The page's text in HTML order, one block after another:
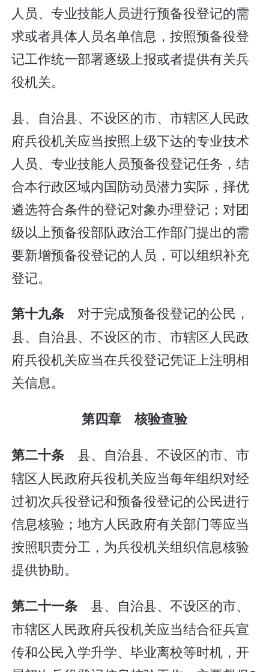
人员、专业技能人员进行预备役登记的需
求或者具体人员名单信息，按照预备役登
记工作统一部署逐级上报或者提供有关兵
役机关。
县、自治县、不设区的市、市辖区人民政
府兵役机关应当按照上级下达的专业技术
人员、专业技能人员预备役登记任务，结
合本行政区域内国防动员潜力实际，择优
遴选符合条件的登记对象办理登记；对团
级以上预备役部队政治工作部门提出的需
要新增预备役登记的人员，可以组织补充
登记。
第十九条对于完成预备役登记的公民，
县、自治县、不设区的市、市辖区人民政
府兵役机关应当在兵役登记凭证上注明相
关信息。
第四章 核验查验
第二十条 县、自治县、不设区的市、市
辖区人民政府兵役机关应当每年组织对经
过初次兵役登记和预备役登记的公民进行
信息核验；地方人民政府有关部门等应当
按照职责分工，为兵役机关组织信息核验
提供协助。
第二十一条 县、自治县、不设区的市、
市辖区人民政府兵役机关应当结合征兵宣
传和公民入学升学、毕业离校等时机，开